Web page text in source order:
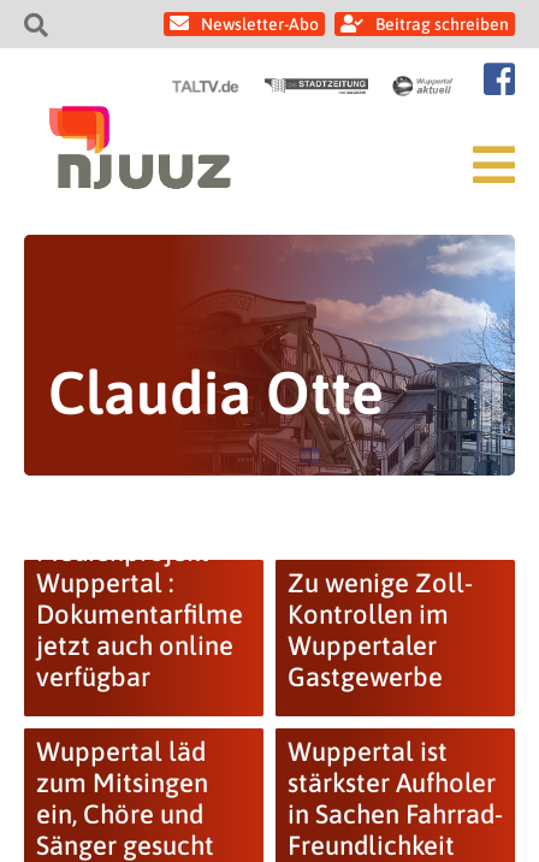
Newsletter-Abo Beitrag schreiben
Claudia Otte
Wuppertal :
Dokumentarfilme
jetzt auch online
verfügbar
Zu wenige Zoll-
Kontrollen im
Wuppertaler
Gastgewerbe
Wuppertal läd
zum Mitsingen
ein, Chöre und
Sänger gesucht
Wuppertal ist
stärkster Aufholer
in Sachen Fahrrad-
Freundlichkeit